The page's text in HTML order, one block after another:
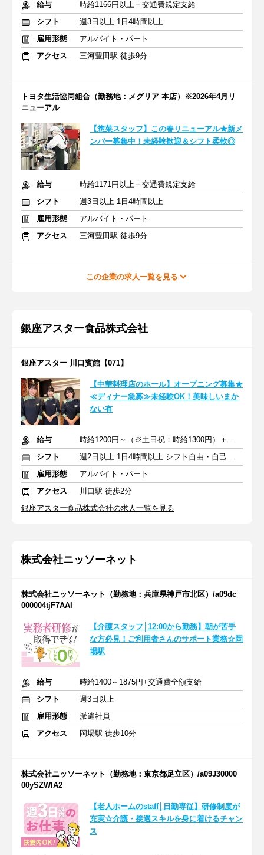
給与
時給1166円以上＋交通費規定支給
シフト
週3日以上 1日4時間以上
雇用形態
アルバイト・パート
アクセス
三河豊田駅 徒歩9分
トヨタ生活協同組合（勤務地：メグリア 本店）※2026年4月リ
ニューアル
【惣菜スタッフ】この春リニューアル★新メ
ンバー募集中！未経験歓迎＆シフト柔軟◎
給与
時給1171円以上＋交通費規定支給
シフト
週3日以上 1日4時間以上
雇用形態
アルバイト・パート
アクセス
三河豊田駅 徒歩9分
この企業の求人一覧を見る
銀座アスター食品株式会社
銀座アスター 川口賓館【071】
【中華料理店のホール】オープニング募集★
≪ディナー急募≫未経験OK！美味しいまか
ない有
給与
時給1200円～（※土日祝：時給1300円）＋交通費支給
シフト
週2日以上 1日4時間以上 シフト自由・自己申告
雇用形態
アルバイト・パート
アクセス
川口駅 徒歩2分
銀座アスター食品株式会社の求人一覧を見る
株式会社ニッソーネット
株式会社ニッソーネット（勤務地：兵庫県神戸市北区）/a09dc
000004tjF7AAI
【介護スタッフ│12:00から勤務】朝が苦手
な方必見！ご利用者さんのサポート業務☆岡
場駅
給与
時給1400～1875円+交通費全額支給
シフト
週3日以上
雇用形態
派遣社員
アクセス
岡場駅 徒歩10分
株式会社ニッソーネット（勤務地：東京都足立区）/a09J30000
00ySZWIA2
【老人ホームのstaff│日勤専従】研修制度が
充実☆介護・接遇スキルを身に着けるチャン
ス